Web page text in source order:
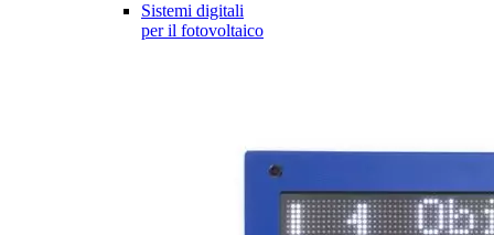
Sistemi digitali
per il fotovoltaico